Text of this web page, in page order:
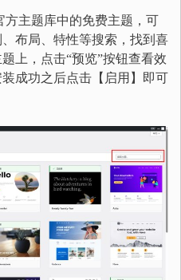
方主题库中的免费主题，可
布局、特性等搜索，找到喜
上，点击“预览”按钮查看效
成功之后点击【启用】即可